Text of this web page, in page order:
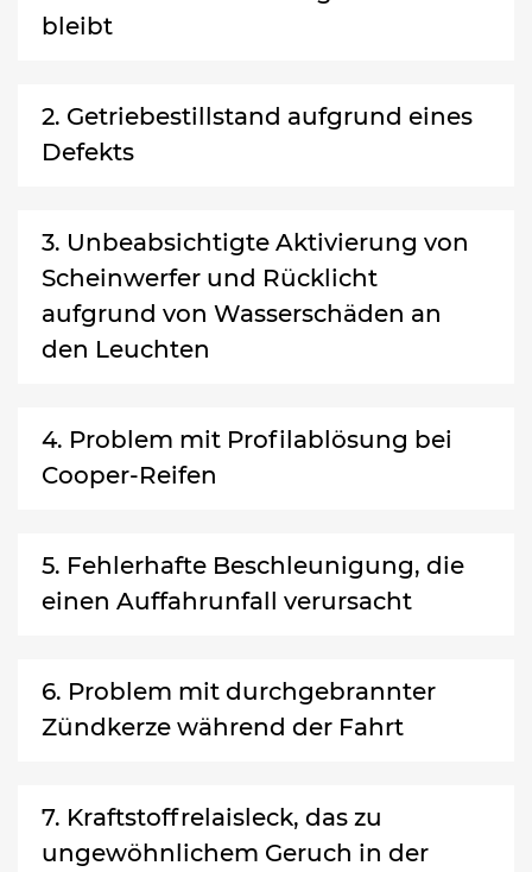
bleibt
2. Getriebestillstand aufgrund eines
Defekts
3. Unbeabsichtigte Aktivierung von
Scheinwerfer und Rücklicht
aufgrund von Wasserschäden an
den Leuchten
4. Problem mit Profilablösung bei
Cooper-Reifen
5. Fehlerhafte Beschleunigung, die
einen Auffahrunfall verursacht
6. Problem mit durchgebrannter
Zündkerze während der Fahrt
7. Kraftstoffrelaisleck, das zu
ungewöhnlichem Geruch in der